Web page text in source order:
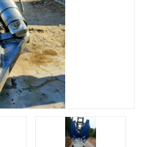
开沟机
破碎机
压路机
滑移装载机